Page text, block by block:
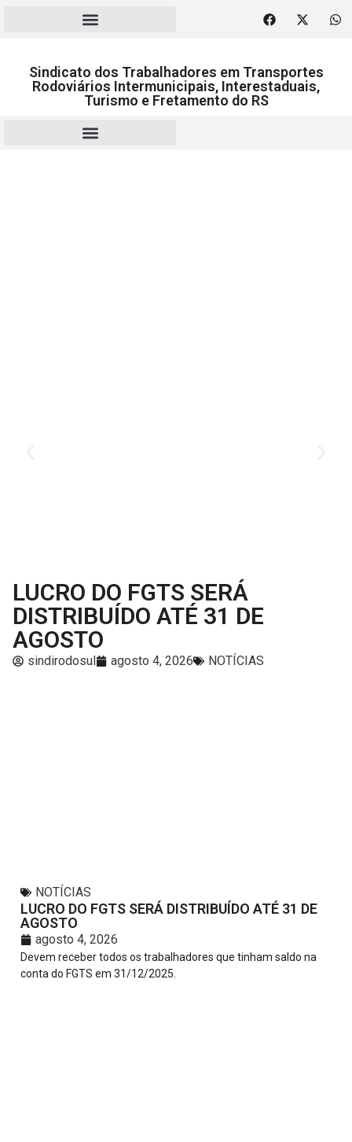
Sindicato dos Trabalhadores em Transportes
Rodoviários Intermunicipais, Interestaduais,
Turismo e Fretamento do RS
LUCRO DO FGTS SERÁ
DISTRIBUÍDO ATÉ 31 DE
AGOSTO
sindirodosul agosto 4, 2026 NOTÍCIAS
NOTÍCIAS
LUCRO DO FGTS SERÁ DISTRIBUÍDO ATÉ 31 DE
AGOSTO
agosto 4, 2026
Devem receber todos os trabalhadores que tinham saldo na
conta do FGTS em 31/12/2025.